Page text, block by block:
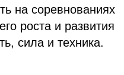
на соревнованиях
роста и развития
сила и техника.